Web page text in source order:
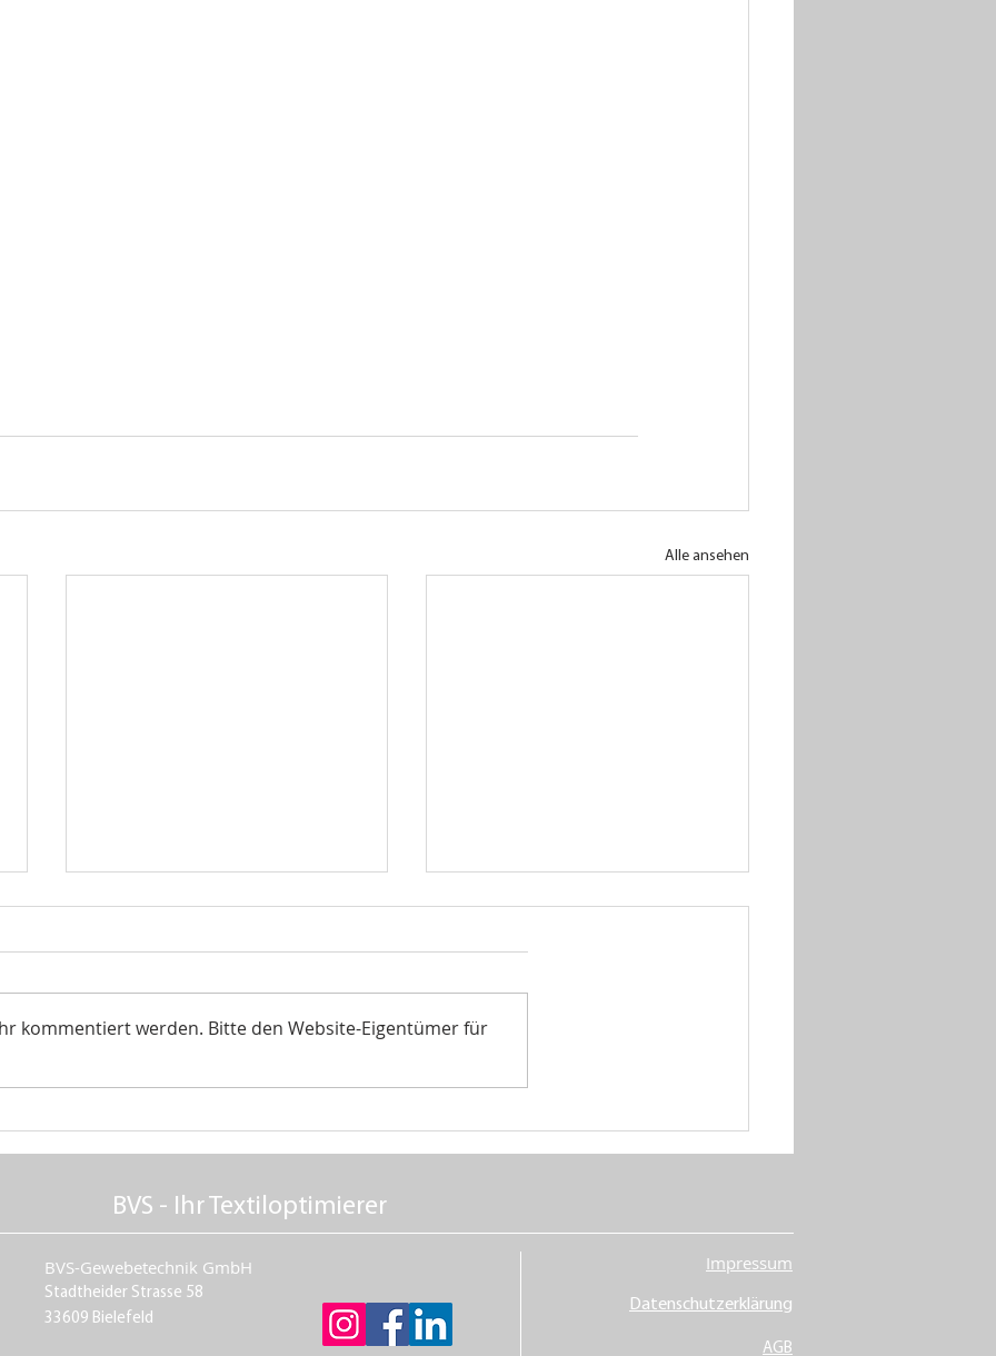
Alle ansehen
Technische Gewebe für
Materialien,
Vorteile
Textil- und Stoff-
BVS Gewebetechnik aus
kommentiert werden. Bitte den Website-Eigentümer für
BVS - Ihr Textiloptimierer
BVS-Gewebetechnik GmbH
Stadtheider Strasse 58
33609 Bielefeld
Impressum
Datenschutzerklärung
AGB